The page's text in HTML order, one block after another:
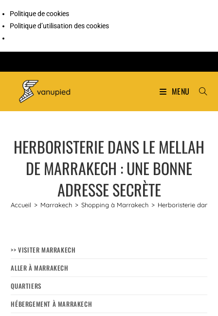
Politique de cookies
Politique d’utilisation des cookies
MENU
HERBORISTERIE DANS LE MELLAH
DE MARRAKECH : UNE BONNE
ADRESSE SECRÈTE
Accueil > Marrakech > Shopping à Marrakech > Herboristerie dans
>> VISITER MARRAKECH
ALLER À MARRAKECH
QUARTIERS
HÉBERGEMENT À MARRAKECH